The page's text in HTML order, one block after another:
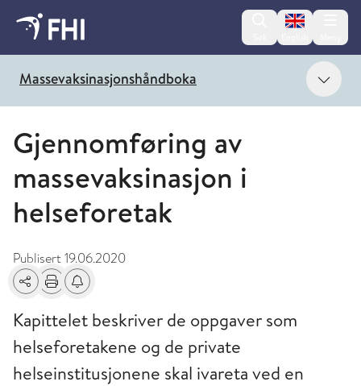
Change
Massevaksinasjonshåndboka Vis
Gjennomføring av
massevaksinasjon i
helseforetak
Publisert19.06.2020
Del Skriv utFå varsel om endringer
Kapittelet beskriver de oppgaver som
helseforetakene og de private
helseinstitusjonene skal ivareta ved en